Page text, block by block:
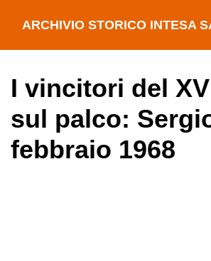
ARCHIVIO STORICO INTESA
I vincitori del
sul palco:
febbraio 1968